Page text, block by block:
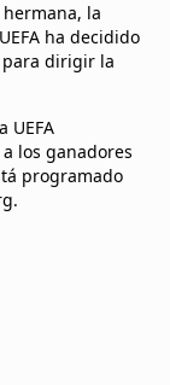
la
ha decidido
dirigir la
UEFA
los ganadores
programado